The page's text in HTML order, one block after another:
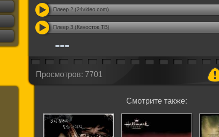
Плеер 2 (24video.com)
Плеер 3 (Киносток.ТВ)
Просмотров: 7701
Смотрите также: